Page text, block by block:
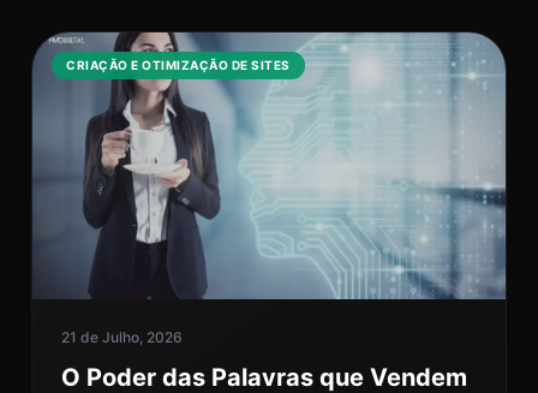
CRIAÇÃO E OTIMIZAÇÃO DE SITES
21 de Julho, 2026
O Poder das Palavras que Vendem